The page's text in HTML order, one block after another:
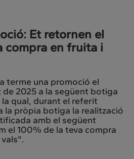
Et retornen el
compra en fruita i
terme una promoció el
de 2025 a la següent botiga
qual, durant el referit
la pròpia botiga la realització
amb el següent
el 100% de la teva compra